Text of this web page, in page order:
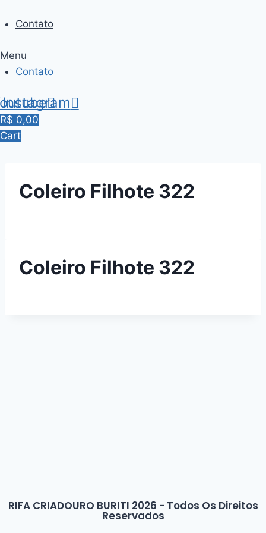
to
Contato
Menu
Contato
Instagram
R$ 0,00
Cart
Coleiro Filhote 322
Coleiro Filhote 322
RIFA CRIADOURO BURITI 2026 - Todos Os Direitos
Reservados